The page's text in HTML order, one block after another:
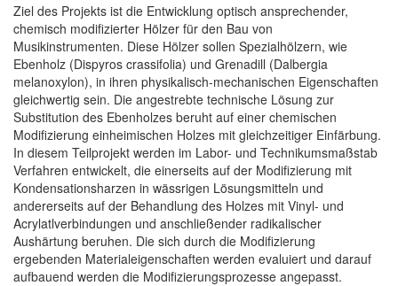
Ziel des Projekts ist die Entwicklung optisch ansprechender,
chemisch modifizierter Hölzer für den Bau von
Musikinstrumenten. Diese Hölzer sollen Spezialhölzern, wie
Ebenholz (Dispyros crassifolia) und Grenadill (Dalbergia
melanoxylon), in ihren physikalisch-mechanischen Eigenschaften
gleichwertig sein. Die angestrebte technische Lösung zur
Substitution des Ebenholzes beruht auf einer chemischen
Modifizierung einheimischen Holzes mit gleichzeitiger Einfärbung.
In diesem Teilprojekt werden im Labor- und Technikumsmaßstab
Verfahren entwickelt, die einerseits auf der Modifizierung mit
Kondensationsharzen in wässrigen Lösungsmitteln und
andererseits auf der Behandlung des Holzes mit Vinyl- und
Acrylatlverbindungen und anschließender radikalischer
Aushärtung beruhen. Die sich durch die Modifizierung
ergebenden Materialeigenschaften werden evaluiert und darauf
aufbauend werden die Modifizierungsprozesse angepasst.